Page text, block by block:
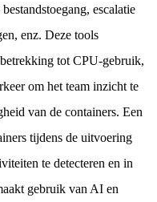
escalatie
enz. Deze tools
tot CPU-gebruik,
om het team inzicht te
van de containers. Een
tijdens de uitvoering
te detecteren en in
gebruik van AI en